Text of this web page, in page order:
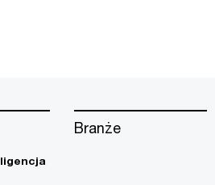
Branże